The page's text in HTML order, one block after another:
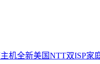
机全新美国NTT双ISP家